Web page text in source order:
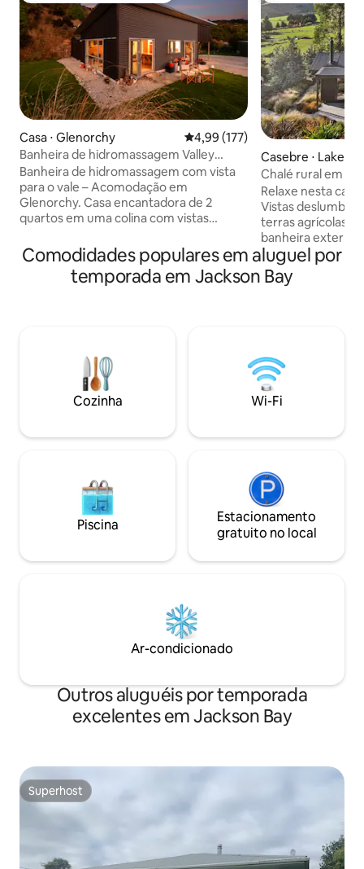
Casa ⋅ Glenorchy 4,99 de uma avaliação média de
4,99 (177)
Banheira de hidromassagem Valley
Views - mergulhe nas estrelas
Banheira de hidromassagem com vista
para o vale – Acomodação em
Glenorchy. Casa encantadora de 2
quartos em uma colina com vistas
montanha. Mergulhe sob as estrelas no
spa elétrico/banheira de
hidromassagem. Desfrute de um
Via Láctea à noite. A cozinha totalmente
equipada tem tudo o que você precisa.
Estacionamento coberto com espaço
para 2 veículos, incluindo motorhomes.
de 12 anos. • Escapada em Queenstown
Casebre ⋅ Lake
Chalé rural em
montanha
Relaxe nesta
Vistas
terras agrícolas
banheira externa.
caminhadas e
Passeios de
Cardrona e
queimador de
calor. A
Grandview e a
Não temos
das estrelas.
Comodidades populares em aluguel por
temporada em Jackson Bay
Cozinha Wi-Fi
Piscina
Estacionamento
gratuito no local
Ar-condicionado
Outros aluguéis por temporada
excelentes em Jackson Bay
Superhost
Superhost